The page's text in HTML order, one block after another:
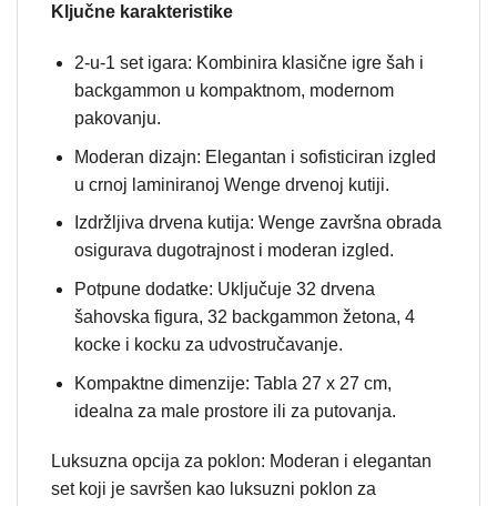
Ključne karakteristike
2-u-1 set igara: Kombinira klasične igre šah i
backgammon u kompaktnom, modernom
pakovanju.
Moderan dizajn: Elegantan i sofisticiran izgled
u crnoj laminiranoj Wenge drvenoj kutiji.
Izdržljiva drvena kutija: Wenge završna obrada
osigurava dugotrajnost i moderan izgled.
Potpune dodatke: Uključuje 32 drvena
šahovska figura, 32 backgammon žetona, 4
kocke i kocku za udvostručavanje.
Kompaktne dimenzije: Tabla 27 x 27 cm,
idealna za male prostore ili za putovanja.
Luksuzna opcija za poklon: Moderan i elegantan
set koji je savršen kao luksuzni poklon za